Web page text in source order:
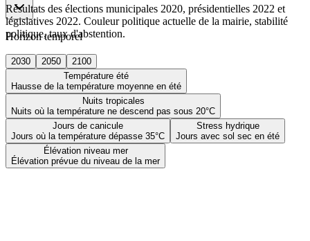
Horizon temporel
2030 2050
2100
Température été
Hausse de la température moyenne en été
Nuits tropicales
Nuits où la température ne descend pas sous 20°C
Jours de canicule
Jours où la température dépasse 35°C
Stress hydrique
Jours avec sol sec en été
Élévation niveau mer
Élévation prévue du niveau de la mer
Résultats des élections municipales 2020, présidentielles 2022 et
législatives 2022. Couleur politique actuelle de la mairie, stabilité
politique, taux d'abstention.